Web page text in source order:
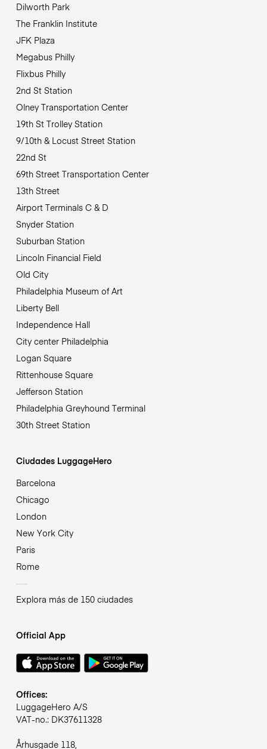
Dilworth Park
The Franklin Institute
JFK Plaza
Megabus Philly
Flixbus Philly
2nd St Station
Olney Transportation Center
19th St Trolley Station
9/10th & Locust Street Station
22nd St
69th Street Transportation Center
13th Street
Airport Terminals C & D
Snyder Station
Suburban Station
Lincoln Financial Field
Old City
Philadelphia Museum of Art
Liberty Bell
Independence Hall
City center Philadelphia
Logan Square
Rittenhouse Square
Jefferson Station
Philadelphia Greyhound Terminal
30th Street Station
Ciudades LuggageHero
Barcelona
Chicago
London
New York City
Paris
Rome
Explora más de 150 ciudades
Official App
Offices:
LuggageHero A/S
VAT-no.: DK37611328
Århusgade 118,